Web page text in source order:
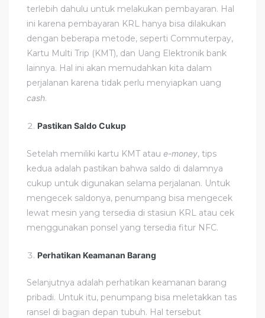
terlebih dahulu untuk melakukan pembayaran. Hal
ini karena pembayaran KRL hanya bisa dilakukan
dengan beberapa metode, seperti Commuterpay,
Kartu Multi Trip (KMT), dan Uang Elektronik bank
lainnya. Hal ini akan memudahkan kita dalam
perjalanan karena tidak perlu menyiapkan uang
cash.
Pastikan Saldo Cukup
Setelah memiliki kartu KMT atau e-money, tips
kedua adalah pastikan bahwa saldo di dalamnya
cukup untuk digunakan selama perjalanan. Untuk
mengecek saldonya, penumpang bisa mengecek
lewat mesin yang tersedia di stasiun KRL atau cek
menggunakan ponsel yang tersedia fitur NFC.
Perhatikan Keamanan Barang
Selanjutnya adalah perhatikan keamanan barang
pribadi. Untuk itu, penumpang bisa meletakkan tas
ransel di bagian depan tubuh. Hal tersebut